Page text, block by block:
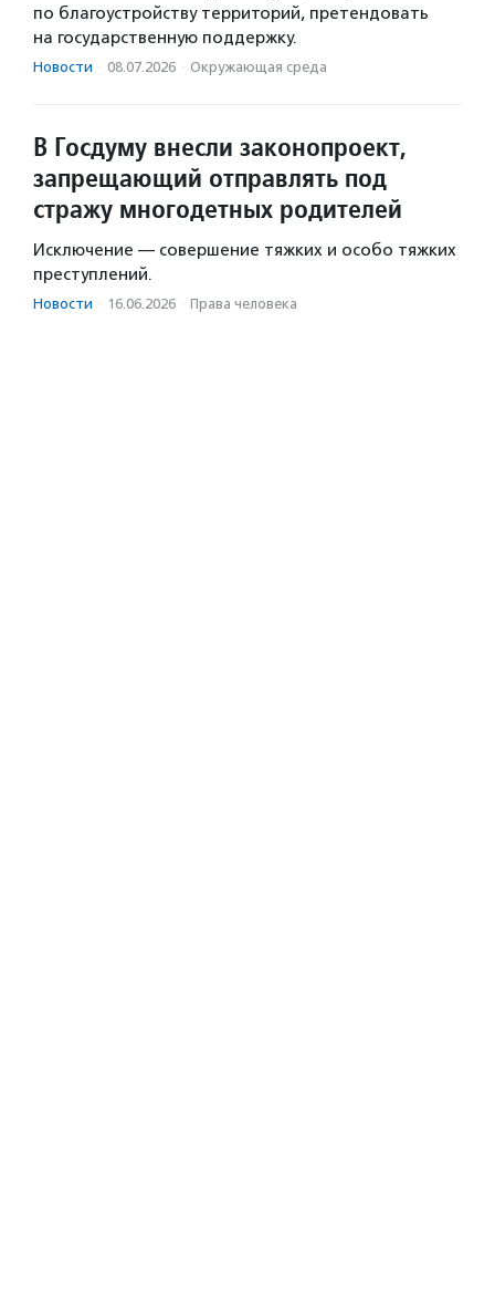
по благоустройству территорий, претендовать
на государственную поддержку.
Новости · 08.07.2026 · Окружающая среда
В Госдуму внесли законопроект,
запрещающий отправлять под
стражу многодетных родителей
Исключение — совершение тяжких и особо тяжких
преступлений.
Новости · 16.06.2026 · Права человека